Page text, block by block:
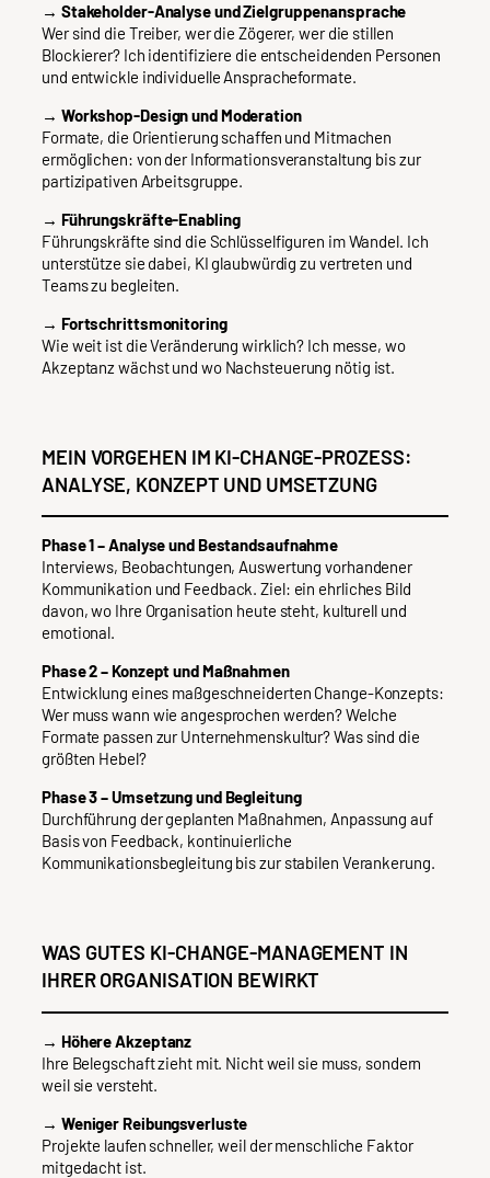
→ Stakeholder-Analyse und Zielgruppenansprache
Wer sind die Treiber, wer die Zögerer, wer die stillen
Blockierer? Ich identifiziere die entscheidenden Personen
und entwickle individuelle Anspracheformate.
→ Workshop-Design und Moderation
Formate, die Orientierung schaffen und Mitmachen
ermöglichen: von der Informationsveranstaltung bis zur
partizipativen Arbeitsgruppe.
→ Führungskräfte-Enabling
Führungskräfte sind die Schlüsselfiguren im Wandel. Ich
unterstütze sie dabei, KI glaubwürdig zu vertreten und
Teams zu begleiten.
→ Fortschrittsmonitoring
Wie weit ist die Veränderung wirklich? Ich messe, wo
Akzeptanz wächst und wo Nachsteuerung nötig ist.
MEIN VORGEHEN IM KI-CHANGE-PROZESS:
ANALYSE, KONZEPT UND UMSETZUNG
Phase 1 – Analyse und Bestandsaufnahme
Interviews, Beobachtungen, Auswertung vorhandener
Kommunikation und Feedback. Ziel: ein ehrliches Bild
davon, wo Ihre Organisation heute steht, kulturell und
emotional.
Phase 2 – Konzept und Maßnahmen
Entwicklung eines maßgeschneiderten Change-Konzepts:
Wer muss wann wie angesprochen werden? Welche
Formate passen zur Unternehmenskultur? Was sind die
größten Hebel?
Phase 3 – Umsetzung und Begleitung
Durchführung der geplanten Maßnahmen, Anpassung auf
Basis von Feedback, kontinuierliche
Kommunikationsbegleitung bis zur stabilen Verankerung.
WAS GUTES KI-CHANGE-MANAGEMENT IN
IHRER ORGANISATION BEWIRKT
→ Höhere Akzeptanz
Ihre Belegschaft zieht mit. Nicht weil sie muss, sondern
weil sie versteht.
→ Weniger Reibungsverluste
Projekte laufen schneller, weil der menschliche Faktor
mitgedacht ist.